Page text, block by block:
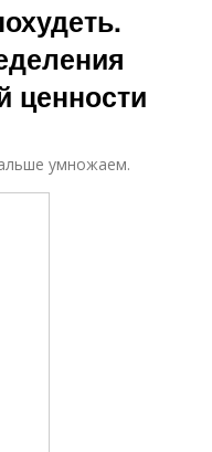
ценности
умножаем.